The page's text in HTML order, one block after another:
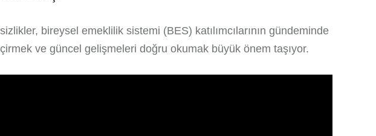
bireysel emeklilik sistemi (BES) katılımcılarının gündeminde
ve güncel gelişmeleri doğru okumak büyük önem taşıyor.